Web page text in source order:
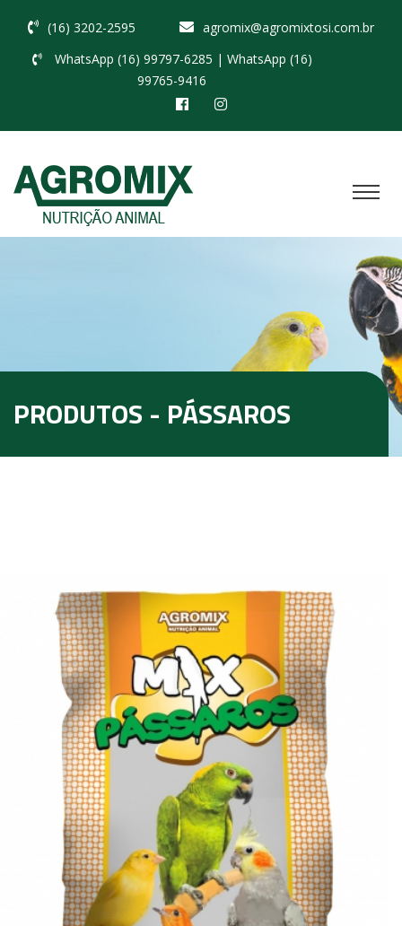
(16) 3202-2595
agromix@agromixtosi.com.br
WhatsApp (16) 99797-6285 | WhatsApp (16)
99765-9416
PRODUTOS - PÁSSAROS